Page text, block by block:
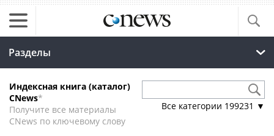
Разделы
Индексная книга (каталог)
CNews*
Получите все материалы
CNews по ключевому слову
Все категории 199231 ▼